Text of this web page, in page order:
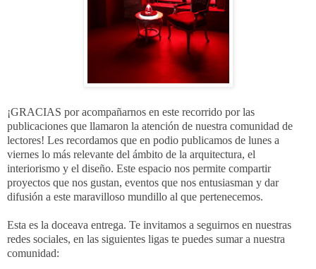
¡GRACIAS por acompañarnos en este recorrido por las
publicaciones que llamaron la atención de nuestra comunidad de
lectores! Les recordamos que en podio publicamos de lunes a
viernes lo más relevante del ámbito de la arquitectura, el
interiorismo y el diseño. Este espacio nos permite compartir
proyectos que nos gustan, eventos que nos entusiasman y dar
difusión a este maravilloso mundillo al que pertenecemos.
Esta es la doceava entrega. Te invitamos a seguirnos en nuestras
redes sociales, en las siguientes ligas te puedes sumar a nuestra
comunidad: